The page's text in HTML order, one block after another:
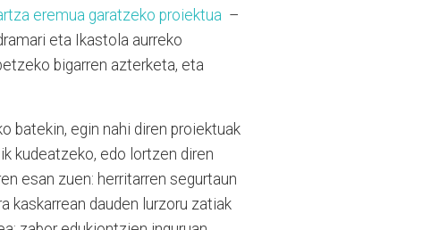
eremua garatzeko proiektua –
eta Ikastola aurreko
bigarren azterketa, eta
batekin, egin nahi diren proiektuak
kudeatzeko, edo lortzen diren
esan zuen: herritarren segurtaun
kaskarrean dauden lurzoru zatiak